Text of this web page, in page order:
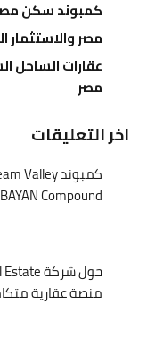
كمبوند سكن
مصر والاستثمار
عقارات الساحل
مصر
اخر التعليقات
كمبوند Dream Valley - بوابة مصر العقارية
BAYAN Compound
حول شركة Gate Masr Real Estate - بوابة مصر العقارية
منصة عقارية